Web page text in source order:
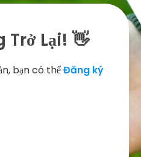
Lại! 👋
bạn có thểĐăng ký